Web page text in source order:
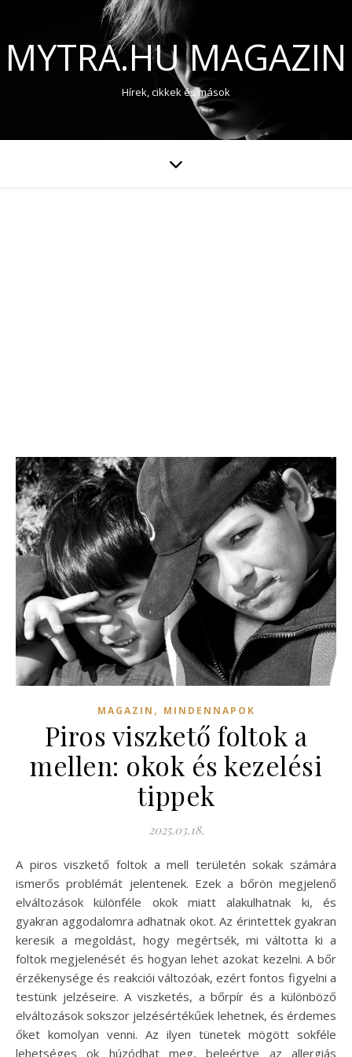
MYTRA.HU MAGAZIN
Hírek, cikkek és mások
MAGAZIN , MINDENNAPOK
Piros viszkető foltok a
mellen: okok és kezelési
tippek
2025.03.18.
A piros viszkető foltok a mell területén sokak számára
ismerős problémát jelentenek. Ezek a bőrön megjelenő
elváltozások különféle okok miatt alakulhatnak ki, és
gyakran aggodalomra adhatnak okot. Az érintettek gyakran
keresik a megoldást, hogy megértsék, mi váltotta ki a
foltok megjelenését és hogyan lehet azokat kezelni. A bőr
érzékenysége és reakciói változóak, ezért fontos figyelni a
testünk jelzéseire. A viszketés, a bőrpír és a különböző
elváltozások sokszor jelzésértékűek lehetnek, és érdemes
őket komolyan venni. Az ilyen tünetek mögött sokféle
lehetséges ok húzódhat meg, beleértve az allergiás